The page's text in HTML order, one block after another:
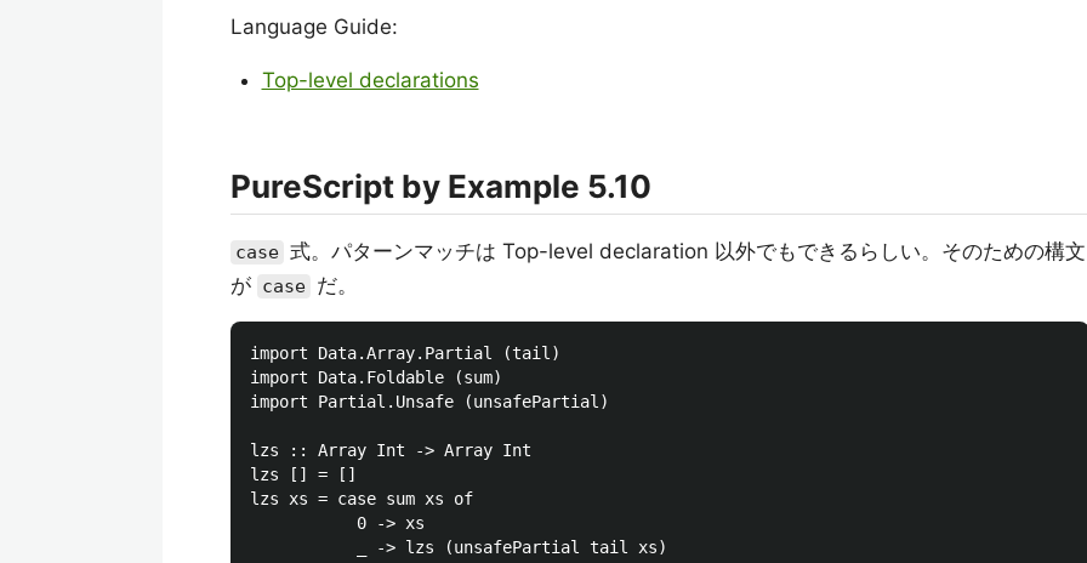
Language Guide:
Top-level declarations
PureScript by Example 5.10
case 式。パターンマッチは Top-level declaration 以外でもできるらしい。そのための構文
が case だ。
import Data.Array.Partial (tail)
import Data.Foldable (sum)
import Partial.Unsafe (unsafePartial)
lzs :: Array Int -> Array Int
lzs [] = []
lzs xs = case sum xs of
           0 -> xs